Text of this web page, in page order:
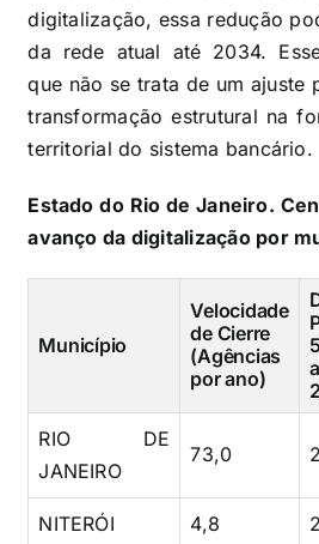
digitalização, essa redução
da rede atual até 2034.
que não se trata de um ajuste
transformação estrutural na
territorial do sistema bancário.
Estado do Rio de Janeiro.
avanço da digitalização por
Município
Velocidade
de Cierre
(Agências
por ano)
RIO DE
JANEIRO
73,0
NITERÓI 4,8